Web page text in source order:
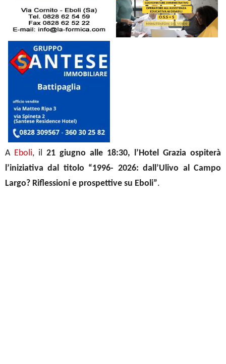
A Eboli, il 21 giugno alle 18:30, l’Hotel Grazia ospiterà
l’iniziativa dal titolo “1996- 2026: dall’Ulivo al Campo
Largo? Riflessioni e prospettive su Eboli”.